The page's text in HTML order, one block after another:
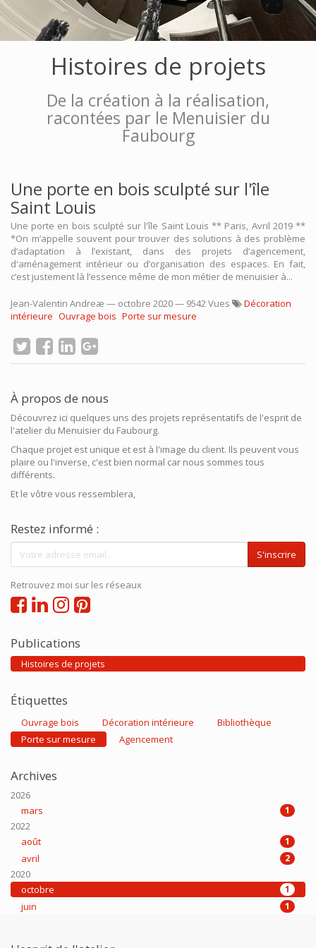
Histoires de projets
De la création à la réalisation,
racontées par le Menuisier du
Faubourg
Une porte en bois sculpté sur l'île
Saint Louis
Une porte en bois sculpté sur l'île Saint Louis ** Paris, Avril 2019 **
*On m’appelle souvent pour trouver des solutions à des problème
d’adaptation à l’existant, dans des projets d’agencement,
d'aménagement intérieur ou d’organisation des espaces. En fait,
c’est justement là l’essence même de mon métier de menuisier à...
Jean-Valentin Andreæ — octobre 2020— 9542 Vues
Décoration
intérieure Ouvrage bois Porte sur mesure
À propos de nous
Découvrez ici quelques uns des projets représentatifs de l'esprit de
l'atelier du Menuisier du Faubourg.
Chaque projet est unique et est à l'image du client. Ils peuvent vous
plaire ou l'inverse, c'est bien normal car nous sommes tous
différents.
Et le vôtre vous ressemblera,
Restez informé :
S'inscrire
Retrouvez moi sur les réseaux
Publications
Histoires de projets
Étiquettes
Ouvrage bois Décoration intérieure
Bibliothèque
Porte sur mesure
Agencement
Archives
2026
mars
1
2022
août
1
avril 2
2020
octobre
1
juin 1